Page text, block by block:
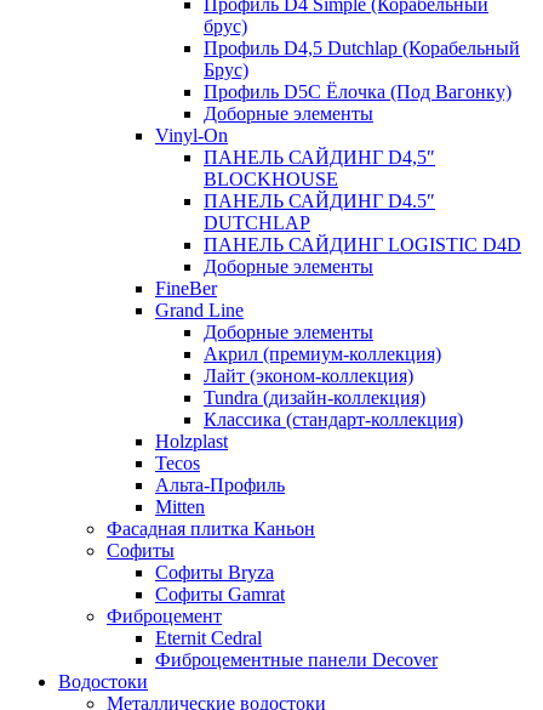
брус)
Профиль D4,5 Dutchlap (Корабельный
Брус)
Профиль D5C Ёлочка (Под Вагонку)
Доборные элементы
Vinyl-On
ПАНЕЛЬ САЙДИНГ D4,5″
BLOCKHOUSE
ПАНЕЛЬ САЙДИНГ D4.5″
DUTCHLAP
ПАНЕЛЬ САЙДИНГ LOGISTIC D4D
Доборные элементы
FineBer
Grand Line
Доборные элементы
Акрил (премиум-коллекция)
Лайт (эконом-коллекция)
Tundra (дизайн-коллекция)
Классика (стандарт-коллекция)
Holzplast
Tecos
Альта-Профиль
Mitten
Фасадная плитка Каньон
Софиты
Софиты Bryza
Софиты Gamrat
Фиброцемент
Eternit Cedral
Фиброцементные панели Decover
Водостоки
Металлические водостоки